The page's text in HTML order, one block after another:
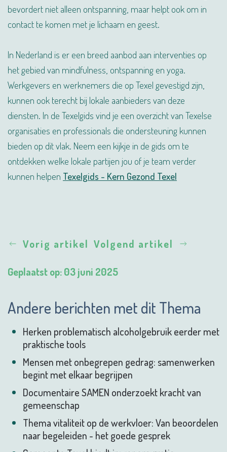
bevordert niet alleen ontspanning, maar helpt ook om in
contact te komen met je lichaam en geest.
In Nederland is er een breed aanbod aan interventies op
het gebied van mindfulness, ontspanning en yoga.
Werkgevers en werknemers die op Texel gevestigd zijn,
kunnen ook terecht bij lokale aanbieders van deze
diensten. In de Texelgids vind je een overzicht van Texelse
organisaties en professionals die ondersteuning kunnen
bieden op dit vlak. Neem een kijkje in de gids om te
ontdekken welke lokale partijen jou of je team verder
kunnen helpen Texelgids - Kern Gezond Texel
Vorig artikel Volgend artikel
Geplaatst op: 03 juni 2025
Andere berichten met dit Thema
Herken problematisch alcoholgebruik eerder met
praktische tools
Mensen met onbegrepen gedrag: samenwerken
begint met elkaar begrijpen
Documentaire SAMEN onderzoekt kracht van
gemeenschap
Thema vitaliteit op de werkvloer: Van beoordelen
naar begeleiden - het goede gesprek